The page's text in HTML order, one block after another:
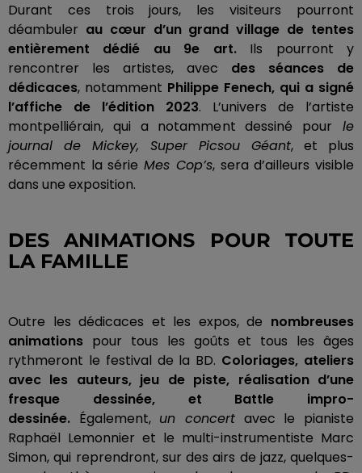
Durant ces trois jours, les visiteurs pourront
déambuler au cœur d’un grand village de tentes
entièrement dédié au 9e art.Ils pourront y
rencontrer les artistes, avec des séances de
dédicaces, notamment Philippe Fenech, qui a signé
l’affiche de l’édition 2023. L’univers de l’artiste
montpelliérain, qui a notamment dessiné pour le
journal de Mickey, Super Picsou Géant, et plus
récemment la sérieMes Cop’s, sera d’ailleurs visible
dans une exposition.
DES ANIMATIONS POUR TOUTE
LA FAMILLE
Outre les dédicaces et les expos, de nombreuses
animations pour tous les goûts et tous les âges
rythmeront le festival de la BD. Coloriages, ateliers
avec les auteurs, jeu de piste, réalisation d’une
fresque dessinée, et Battle
impro-
dessinée. Également, un concert avec le pianiste
Raphaël Lemonnier et le multi-instrumentiste Marc
Simon, qui reprendront, sur des airs de jazz, quelques-